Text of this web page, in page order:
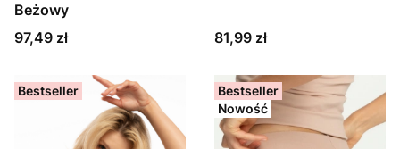
Beżowy
Cena
97,49 zł Cena
81,99 zł
Bestseller
Bestseller
Nowość